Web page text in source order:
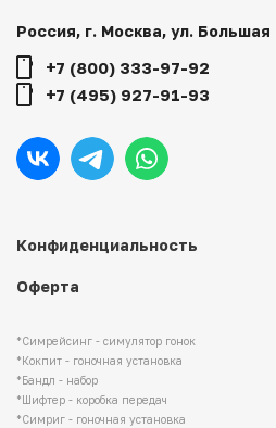
*Симрейсинг - симулятор гонок
*Кокпит - гоночная установка
*Бандл - набор
*Шифтер - коробка передач
*Симриг - гоночная установка
Конфиденциальность
Оферта
Россия, г. Москва, ул. Большая
+7 (800) 333-97-92
+7 (495) 927-91-93